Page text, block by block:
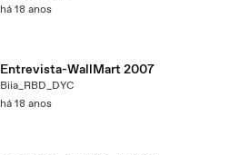
há 18 anos
Entrevista-WallMart 2007
Biia_RBD_DYC
há 18 anos